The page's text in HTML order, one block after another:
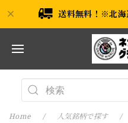
送料無料！※北海
Home 人気銘柄で探す